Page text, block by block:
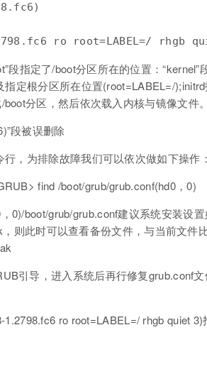
ro root=LABEL=/
段指定了/boot分区所在的位置：“kernel”
指定根分区所在位置(root=LABEL=/
分区，然后依次载入内核与镜像文件。
段被误删除
，为排除故障我们可以依次做如下操作：
find /boot/grub/grub.conf(hd0，0)
0)/boot/grub/grub.conf建议系统安装设
则此时可以查看备份文件，与当前文件
引导，进入系统后再行修复grub.conf
ro root=LABEL=/ rhgb quiet